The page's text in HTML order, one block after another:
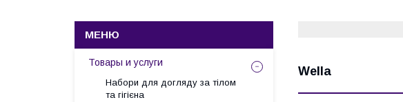
Wella
Товары и услуги
Набори для догляду за тілом
та гігієна